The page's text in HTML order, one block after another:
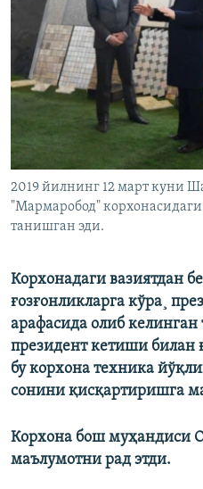
2019 йилнинг 12 март куни
"Мармаробод"
танишган эди.
Корхонадаги вазиятдан
ғозғонликларга кўра¸
арафасида олиб
президент кетиши билан
бу корхона техника
сонини қисқартиришга
Корхона бош муҳандиси
маълумотни рад этди.